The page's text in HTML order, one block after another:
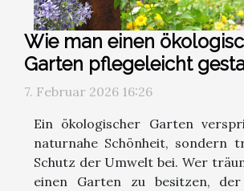
Wie man einen
Garten pflegeleicht
7. Februar 2026 16:26
Ein ökologischer Garten
naturnahe Schönheit, sondern
Schutz der Umwelt bei. Wer
einen Garten zu besitzen,